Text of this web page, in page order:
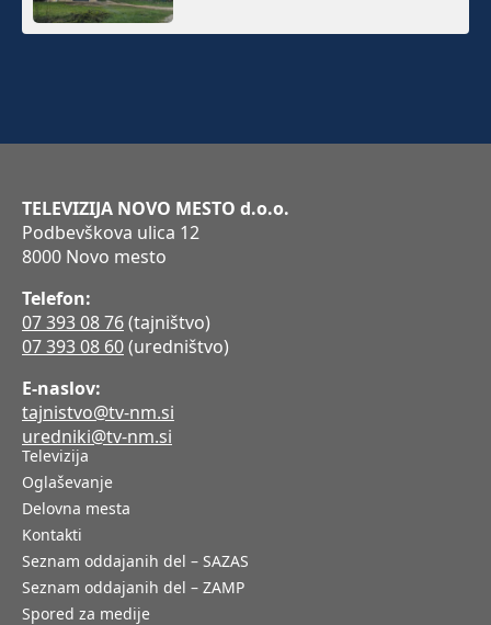
TELEVIZIJA NOVO MESTO d.o.o.
Podbevškova ulica 12
8000 Novo mesto
Telefon:
07 393 08 76(tajništvo)
07 393 08 60(uredništvo)
E-naslov:
tajnistvo@tv-nm.si
uredniki@tv-nm.si
Televizija
Oglaševanje
Delovna mesta
Kontakti
Seznam oddajanih del – SAZAS
Seznam oddajanih del – ZAMP
Spored za medije